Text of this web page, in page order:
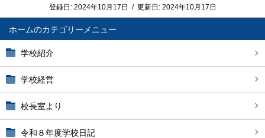
ホーム
学校紹介
学校経営
校長室より
令和８年度学校日記
登録日: 2024年10月17日 / 更新日: 2024年10月17日